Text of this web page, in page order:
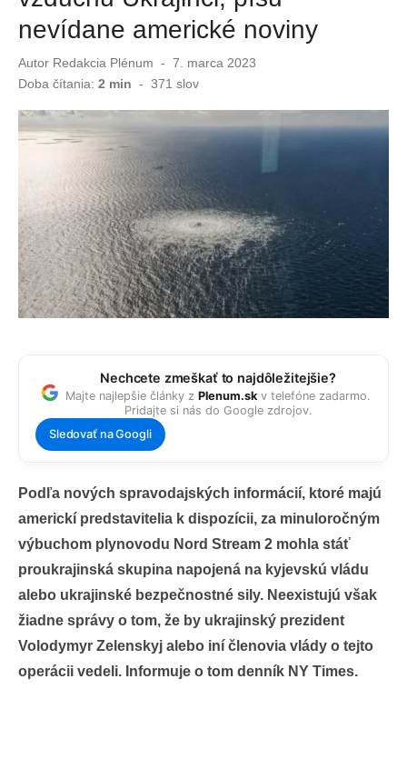
nevídane americké noviny
Autor Redakcia Plénum
Publikované
dňa
7. marca 2023
Doba čítania: 2 min - 371 slov
Nechcete zmeškať to najdôležitejšie?
Majte najlepšie články z Plenum.skv telefóne zadarmo.
Pridajte si nás do Google zdrojov.
Sledovať na Googli
Podľa nových spravodajských informácií, ktoré majú
americkí predstavitelia k dispozícii, za minuloročným
výbuchom plynovodu Nord Stream 2 mohla stáť
proukrajinská skupina napojená na kyjevskú vládu
alebo ukrajinské bezpečnostné sily. Neexistujú však
žiadne správy o tom, že by ukrajinský prezident
Volodymyr Zelenskyj alebo iní členovia vlády o tejto
operácii vedeli. Informuje o tom denník NY Times.